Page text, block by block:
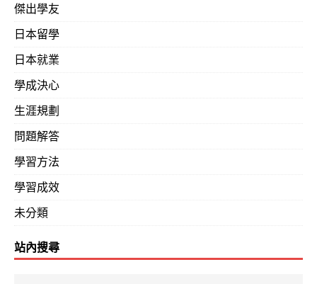
傑出學友
日本留學
日本就業
學成決心
生涯規劃
問題解答
學習方法
學習成效
未分類
站內搜尋